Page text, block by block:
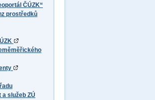
ČÚZK“
prostředků
služeb ZÚ